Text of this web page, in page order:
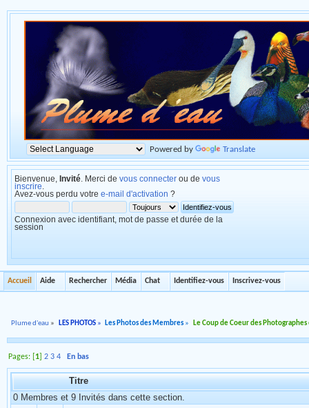
Powered by Translate
Bienvenue, Invité . Merci de vous connecter ou de vous
inscrire
Avez-vous perdu votre e-mail d'activation ?
Connexion avec identifiant, mot de passe et durée de la
session
Accueil Aide Rechercher Média Chat Identifiez-vous Inscrivez-vous
Plume d'eau » LES PHOTOS » Les Photos des Membres » Le Coup de Coeur des
Pages: [ 1 ]2 3 4 En bas
Titre
0 Membres et 9 Invités dans cette section.